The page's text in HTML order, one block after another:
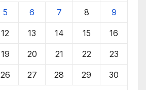
5 6 7 8 9
12 13 14 15 16
19 20 21 22 23
26 27 28 29 30